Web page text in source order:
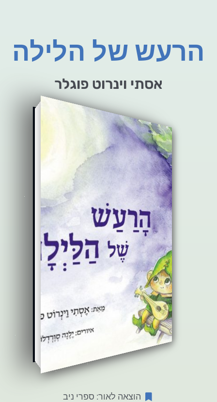
הרעש של הלילה
אסתי וינרוט פוגלר
הוצאה לאור: ספרי ניב